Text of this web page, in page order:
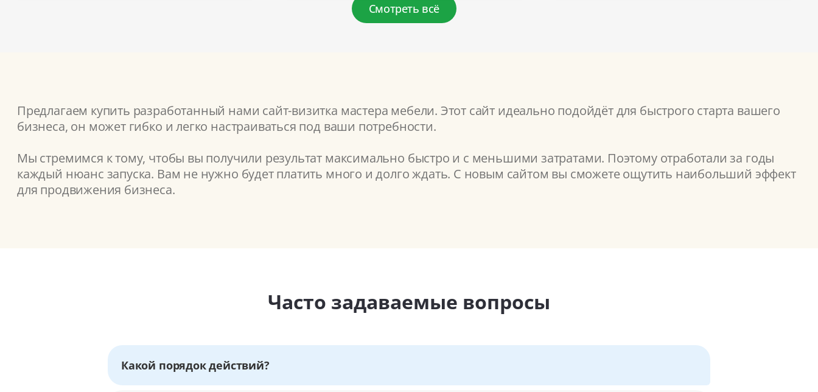
Смотреть всё
Предлагаем купить разработанный нами сайт-визитка мастера мебели. Этот сайт идеально подойдёт для быстрого старта вашего
бизнеса, он может гибко и легко настраиваться под ваши потребности.
Мы стремимся к тому, чтобы вы получили результат максимально быстро и с меньшими затратами. Поэтому отработали за годы
каждый нюанс запуска. Вам не нужно будет платить много и долго ждать. С новым сайтом вы сможете ощутить наибольший эффект
для продвижения бизнеса.
Часто задаваемые вопросы
Какой порядок действий?